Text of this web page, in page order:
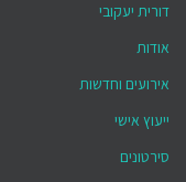
דורית יעקובי
אודות
אירועים וחדשות
ייעוץ אישי
סירטונים